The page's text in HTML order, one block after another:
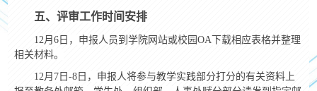
五、评审工作时间安排
12月 6日，申报人员到学院网站或校园OA下载相应表格并整理
相关材料。
12月 7日 -8日，申报人将参与教学实践部分打分的有关资料上